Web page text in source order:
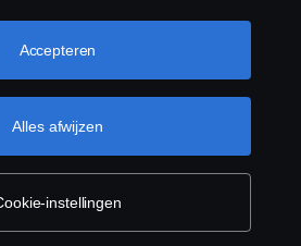
te klikken en de
die u wilt accepteren. Voor een
over uw privacy
instellingen
Alles afwijzen
Accepteren